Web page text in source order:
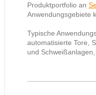
Produktportfolio an
Anwendungsgebiete
Typische
automatisierte Tore,
und